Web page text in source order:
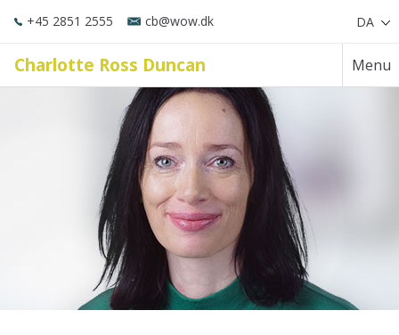
+45 2851 2555 cb@wow.dk DA
Charlotte Ross Duncan Menu